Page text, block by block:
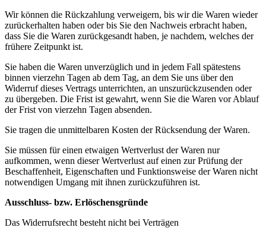
Wir können die Rückzahlung verweigern, bis wir die Waren wieder
zurückerhalten haben oder bis Sie den Nachweis erbracht haben,
dass Sie die Waren zurückgesandt haben, je nachdem, welches der
frühere Zeitpunkt ist.
Sie haben die Waren unverzüglich und in jedem Fall spätestens
binnen vierzehn Tagen ab dem Tag, an dem Sie uns über den
Widerruf dieses Vertrags unterrichten, an unszurückzusenden oder
zu übergeben. Die Frist ist gewahrt, wenn Sie die Waren vor Ablauf
der Frist von vierzehn Tagen absenden.
Sie tragen die unmittelbaren Kosten der Rücksendung der Waren.
Sie müssen für einen etwaigen Wertverlust der Waren nur
aufkommen, wenn dieser Wertverlust auf einen zur Prüfung der
Beschaffenheit, Eigenschaften und Funktionsweise der Waren nicht
notwendigen Umgang mit ihnen zurückzuführen ist.
Ausschluss- bzw. Erlöschensgründe
Das Widerrufsrecht besteht nicht bei Verträgen